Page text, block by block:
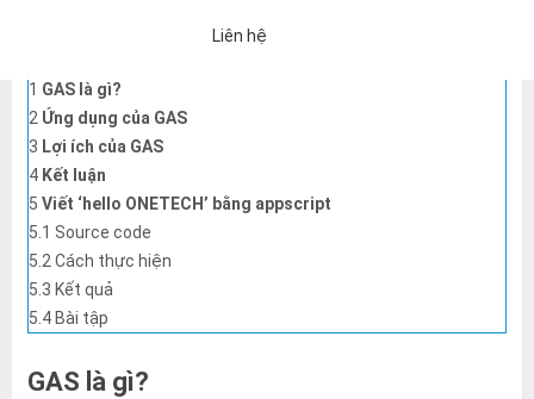
Liên hệ
1 GAS là gì?
2 Ứng dụng của GAS
3 Lợi ích của GAS
4 Kết luận
5 Viết ‘hello ONETECH’ bằng appscript
5.1 Source code
5.2 Cách thực hiện
5.3 Kết quả
5.4 Bài tập
GAS là gì?